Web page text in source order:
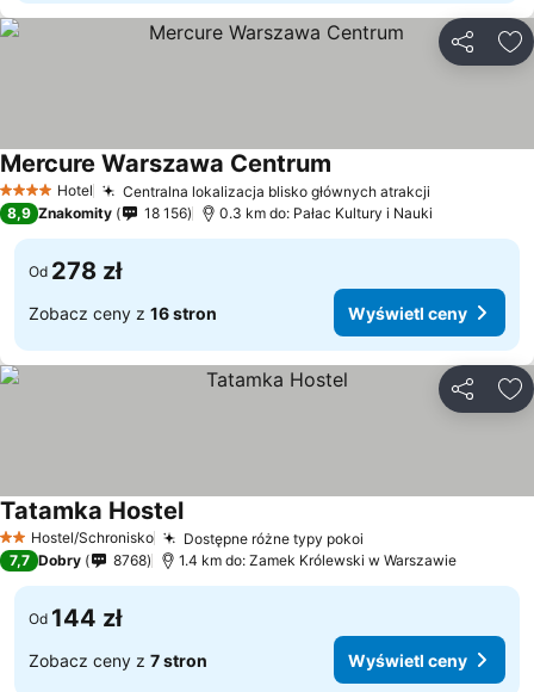
4 KategoriaHotel Centralna lokalizacja blisko głównych atrakcji
Mercure Warszawa Centrum
8,9 Znakomity 18 156 0.3 km do: Pałac Kultury i Nauki
Od 278 zł
Zobacz ceny z 16 stron Wyświetl ceny
2 Kategoria
Hostel/Schronisko Dostępne różne typy pokoi
Tatamka Hostel
7,7 Dobry 8768 1.4 km do: Zamek Królewski w Warszawie
Od 144 zł
Zobacz ceny z 7 stron Wyświetl ceny